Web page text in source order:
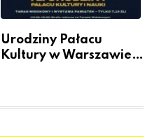
Urodziny Pałacu
Kultury w Warszawie –